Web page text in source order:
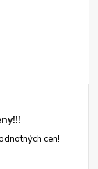
cen!